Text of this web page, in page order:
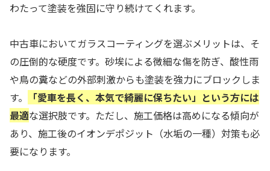
わたって塗装を強固に守り続けてくれます。
中古車においてガラスコーティングを選ぶメリットは、そ
の圧倒的な硬度です。砂埃による微細な傷を防ぎ、酸性雨
や鳥の糞などの外部刺激からも塗装を強力にブロックしま
す。
「愛車を長く、本気で綺麗に保ちたい」という方には
最適な選択肢です。ただし、施工価格は高めになる傾向が
あり、施工後のイオンデポジット（水垢の一種）対策も必
要になります。